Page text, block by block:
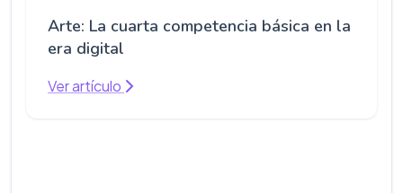
Arte: La cuarta competencia básica en la
era digital
Ver artículo